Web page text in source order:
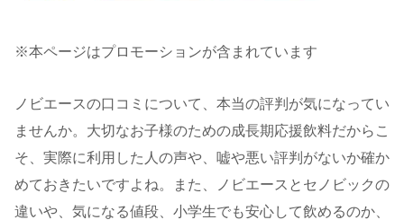
※本ページはプロモーションが含まれています
ノビエースの口コミについて、本当の評判が気になってい
ませんか。大切なお子様のための成長期応援飲料だからこ
そ、実際に利用した人の声や、嘘や悪い評判がないか確か
めておきたいですよね。また、ノビエースとセノビックの
違いや、気になる値段、小学生でも安心して飲めるのか、